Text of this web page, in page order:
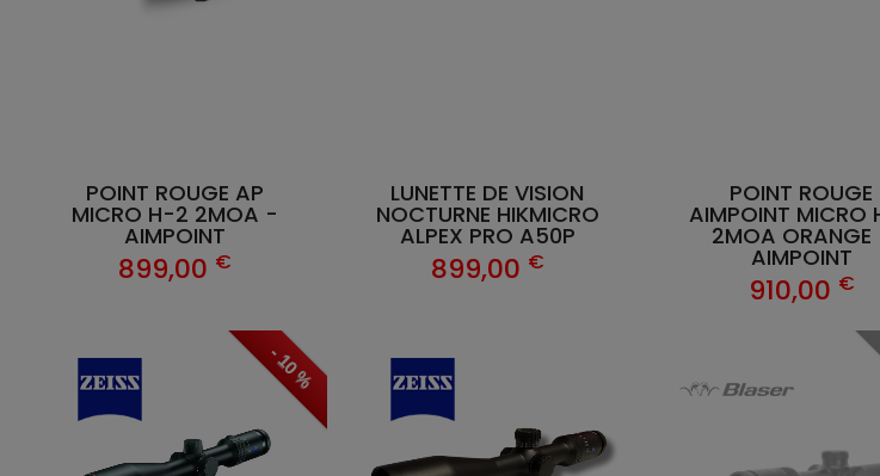
- 10 %
POINT ROUGE AP
MICRO H-2 2MOA -
AIMPOINT
899,00 €
POINT ROUGE
AIMPOINT MICRO
2MOA
AIMPOINT
910,00 €
LUNETTE DE VISION
NOCTURNE HIKMICRO
ALPEX PRO A50P
899,00 €